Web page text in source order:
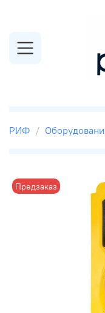
РИФ
Предзаказ